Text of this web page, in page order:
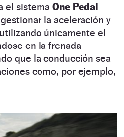
el sistema One Pedal
la aceleración y
únicamente el
en la frenada
que la conducción sea
como, por ejemplo,